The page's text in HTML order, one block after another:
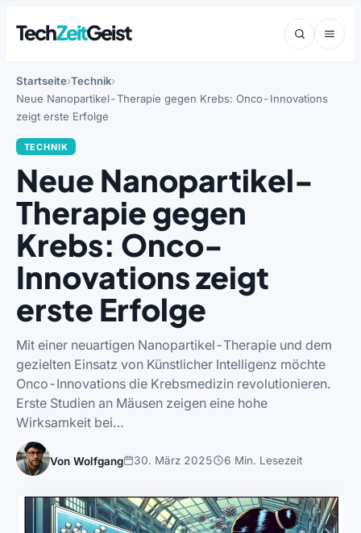
TechZeitGeist
Startseite Technik
Neue Nanopartikel-Therapie gegen Krebs: Onco-Innovations
zeigt erste Erfolge
TECHNIK
Neue Nanopartikel-
Therapie gegen
Krebs: Onco-
Innovations zeigt
erste Erfolge
Mit einer neuartigen Nanopartikel-Therapie und dem
gezielten Einsatz von Künstlicher Intelligenz möchte
Onco-Innovations die Krebsmedizin revolutionieren.
Erste Studien an Mäusen zeigen eine hohe
Wirksamkeit bei…
Von Wolfgang 30. März 2025 6 Min. Lesezeit